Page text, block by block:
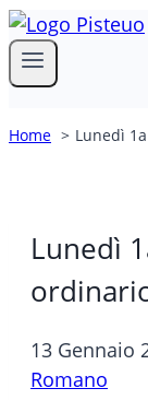
Home Lunedì
Lunedì
13 Gennaio
Romano